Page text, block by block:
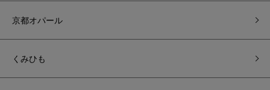
京都オパール
くみひも